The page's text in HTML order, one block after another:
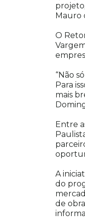
Mauro
O
“Não
Para
mais
Entre
A
do
de